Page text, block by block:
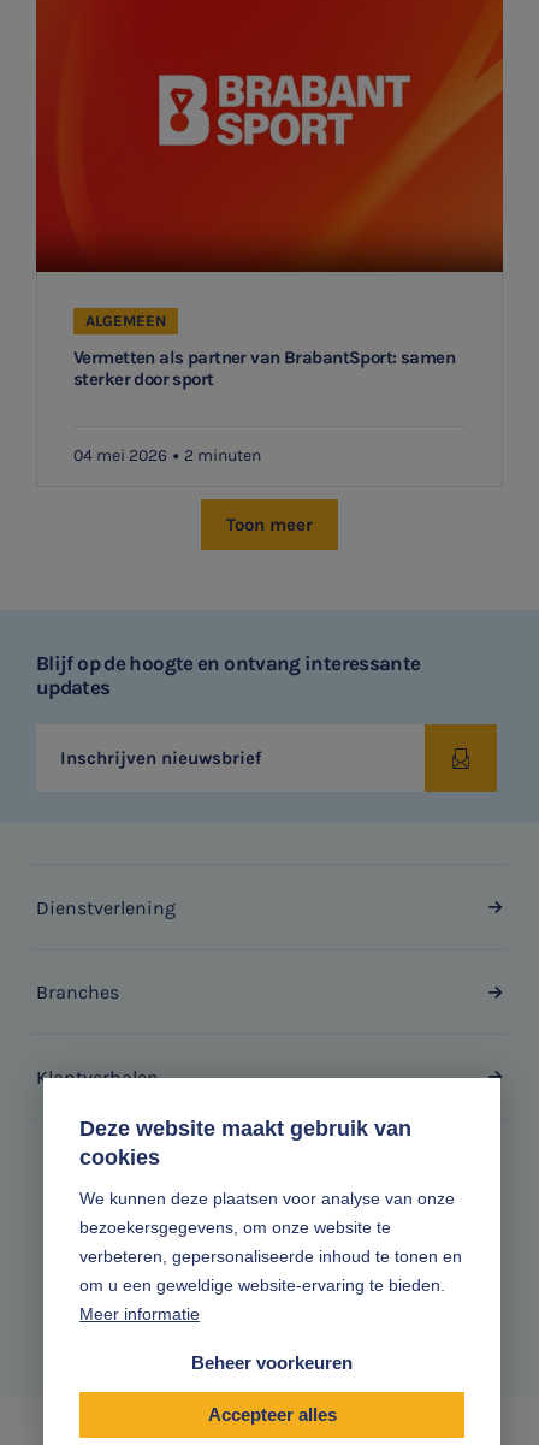
Deze website maakt gebruik van
cookies
We kunnen deze plaatsen voor analyse van onze
bezoekersgegevens, om onze website te
verbeteren, gepersonaliseerde inhoud te tonen en
om u een geweldige website-ervaring te bieden.
Meer informatie
Beheer voorkeuren
Accepteer alles
Vermetten als partner van BrabantSport: samen
sterker door sport
ALGEMEEN
04 mei 2026 2 minuten
Toon meer
Blijf op de hoogte en ontvang interessante
updates
Inschrijven nieuwsbrief
Dienstverlening
Branches
Klantverhalen
Volg ons online